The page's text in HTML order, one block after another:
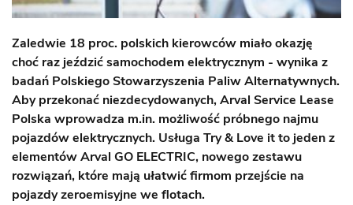
Zaledwie 18 proc. polskich kierowców miało okazję
choć raz jeździć samochodem elektrycznym - wynika z
badań Polskiego Stowarzyszenia Paliw Alternatywnych.
Aby przekonać niezdecydowanych, Arval Service Lease
Polska wprowadza m.in. możliwość próbnego najmu
pojazdów elektrycznych. Usługa Try & Love it to jeden z
elementów Arval GO ELECTRIC, nowego zestawu
rozwiązań, które mają ułatwić firmom przejście na
pojazdy zeroemisyjne we flotach.